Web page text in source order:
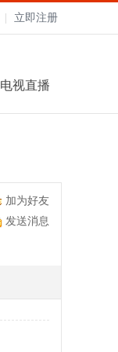
立即注册
电视直播
加为好友
发送消息